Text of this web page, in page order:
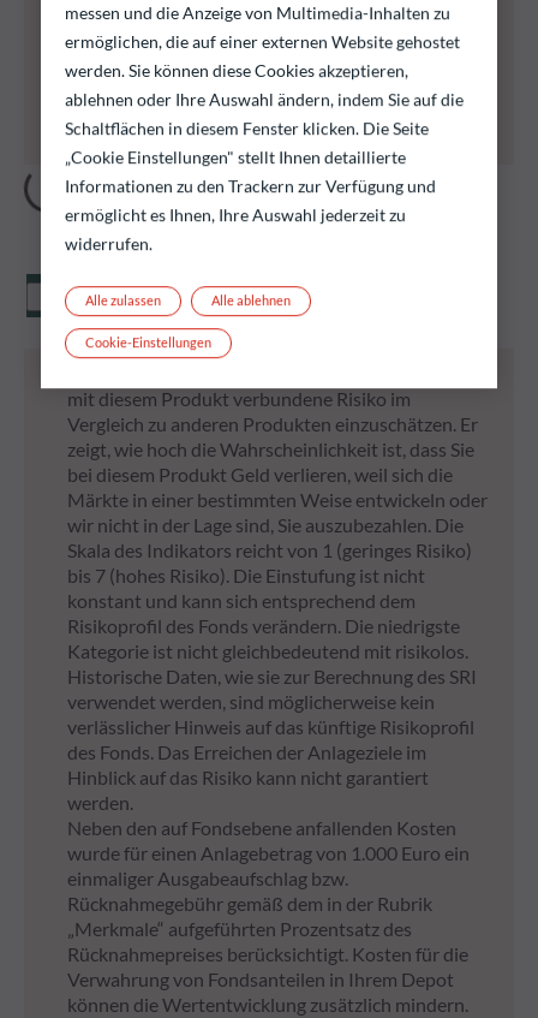
Alle nachstehend aufgeführten Fonds bergen das
Risiko eines Kapitalverlusts.
Wir erinnern daran, dass die Wertentwicklung in
der Vergangenheit keine Rückschlüsse auf die
künftige Wertentwicklung zulässt. Sie schwankt im
Laufe der Zeit.
Nettoinventarwert
mit diesem Produkt verbundene Risiko im
Vergleich zu anderen Produkten einzuschätzen. Er
zeigt, wie hoch die Wahrscheinlichkeit ist, dass Sie
bei diesem Produkt Geld verlieren, weil sich die
Märkte in einer bestimmten Weise entwickeln oder
wir nicht in der Lage sind, Sie auszubezahlen. Die
Skala des Indikators reicht von 1 (geringes Risiko)
bis 7 (hohes Risiko). Die Einstufung ist nicht
konstant und kann sich entsprechend dem
Risikoprofil des Fonds verändern. Die niedrigste
Kategorie ist nicht gleichbedeutend mit risikolos.
Historische Daten, wie sie zur Berechnung des SRI
verwendet werden, sind möglicherweise kein
verlässlicher Hinweis auf das künftige Risikoprofil
des Fonds. Das Erreichen der Anlageziele im
Hinblick auf das Risiko kann nicht garantiert
werden.
Neben den auf Fondsebene anfallenden Kosten
wurde für einen Anlagebetrag von 1.000 Euro ein
einmaliger Ausgabeaufschlag bzw.
Rücknahmegebühr gemäß dem in der Rubrik
„Merkmale“ aufgeführten Prozentsatz des
Rücknahmepreises berücksichtigt. Kosten für die
Verwahrung von Fondsanteilen in Ihrem Depot
können die Wertentwicklung zusätzlich mindern.
messen und die Anzeige von Multimedia-Inhalten zu
ermöglichen, die auf einer externen Website gehostet
werden. Sie können diese Cookies akzeptieren,
ablehnen oder Ihre Auswahl ändern, indem Sie auf die
Schaltflächen in diesem Fenster klicken. Die Seite
„Cookie Einstellungen" stellt Ihnen detaillierte
Informationen zu den Trackern zur Verfügung und
ermöglicht es Ihnen, Ihre Auswahl jederzeit zu
widerrufen.
Alle ablehnen
Alle zulassen
Cookie-Einstellungen